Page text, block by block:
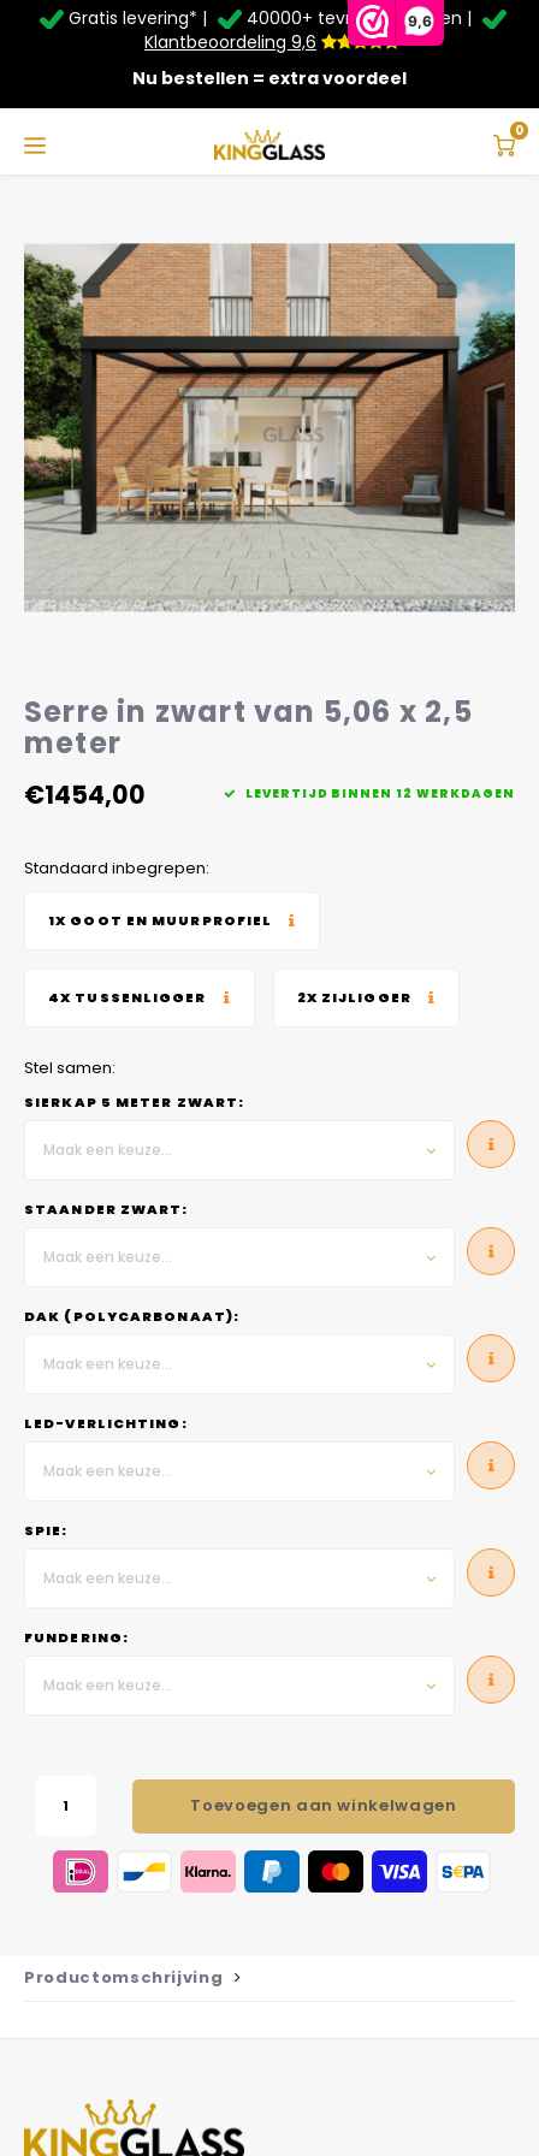
9,6
Service & Contact
Bezorging
Afhalen
Montage
Betaalmethoden
Garantie
Veelgestelde vragen
Taal
Deutsch
Gratis levering* |
40000+ tevreden klanten |
Klantbeoordeling 9,6
Nu bestellen = extra voordeel
0
Zomer Deals: Tot 20% kortingop schuifwanden en
veranda's +€20extra kassa korting*
Serre in zwart van 5,06 x 2,5 meter
Serre in zwart van 5,06 x 2,5
meter
€1454,00 LEVERTIJD BINNEN 12 WERKDAGEN
Standaard inbegrepen:
1X GOOT EN MUURPROFIEL
4X TUSSENLIGGER 2X ZIJLIGGER
Stel samen:
SIERKAP 5 METER ZWART:
Maak een keuze...
STAANDER ZWART:
Maak een keuze...
DAK (POLYCARBONAAT):
Maak een keuze...
LED-VERLICHTING:
Maak een keuze...
SPIE:
Maak een keuze...
FUNDERING:
Maak een keuze...
Toevoegen aan winkelwagen
Productomschrijving